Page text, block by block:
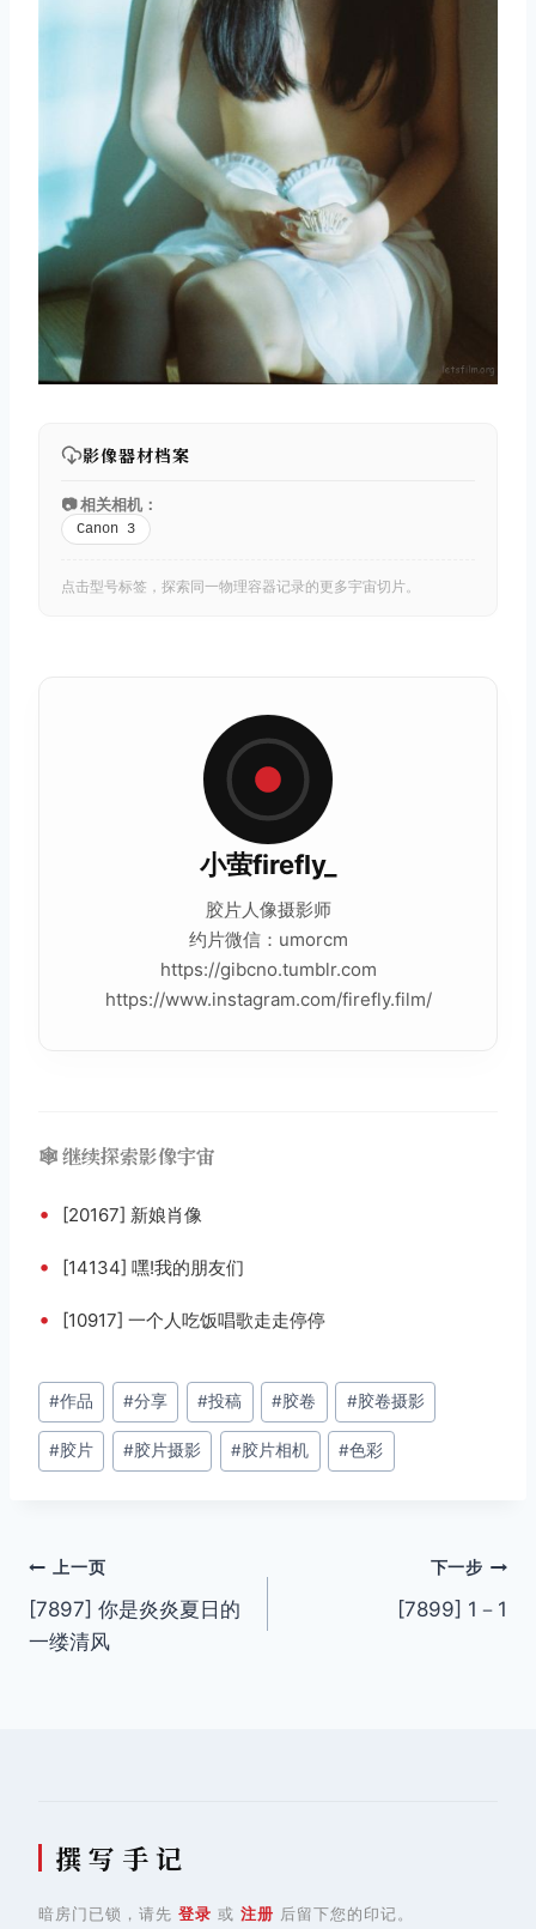
影像器材档案
📷 相关相机：
Canon 3
点击型号标签，探索同一物理容器记录的更多宇宙切片。
小萤firefly_
胶片人像摄影师
约片微信：umorcm
https://gibcno.tumblr.com
https://www.instagram.com/firefly.film/
🕸️ 继续探索影像宇宙
• [20167] 新娘肖像
• [14134] 嘿!我的朋友们
• [10917] 一个人吃饭唱歌走走停停
文
章
标
#作品 #分享 #投稿 #胶卷 #胶卷摄影
#胶片 #胶片摄影 #胶片相机 #色彩
文
章
上一页
[7897] 你是炎炎夏日的
一缕清风
下一步
[7899] 1－1
撰 写 手 记
暗房门已锁，请先 登录 或 注册 后留下您的印记。